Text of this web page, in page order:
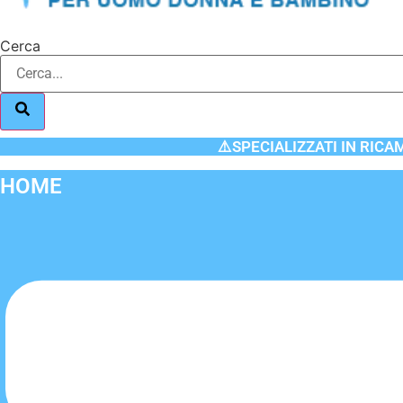
Cerca
⚠️SPECIALIZZATI IN
HOME